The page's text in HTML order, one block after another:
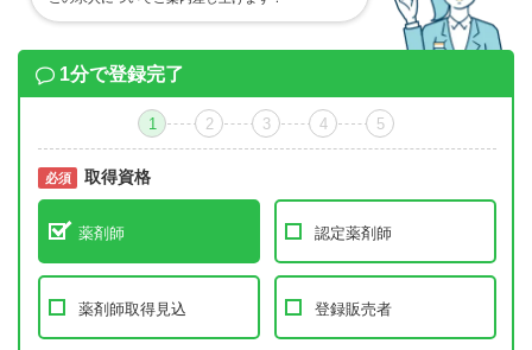
1分で登録完了
1 2 3 4 5
必須 取得資格
薬剤師 認定薬剤師
薬剤師取得見込 登録販売者